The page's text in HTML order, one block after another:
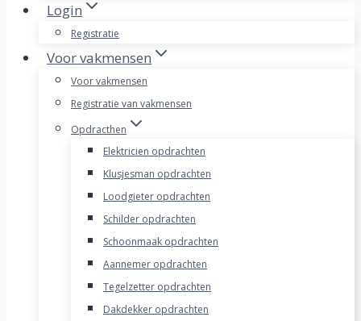
Login
Registratie
Voor vakmensen
Voor vakmensen
Registratie van vakmensen
Opdracthen
Elektricien opdrachten
Klusjesman opdrachten
Loodgieter opdrachten
Schilder opdrachten
Schoonmaak opdrachten
Aannemer opdrachten
Tegelzetter opdrachten
Dakdekker opdrachten